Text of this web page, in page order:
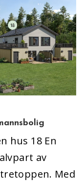
hus 18 En
av
Med